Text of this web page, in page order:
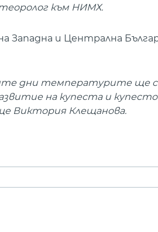
към НИМХ.
Западна и Централна
дни температурите ще
на купеста и
Виктория Клещанова.